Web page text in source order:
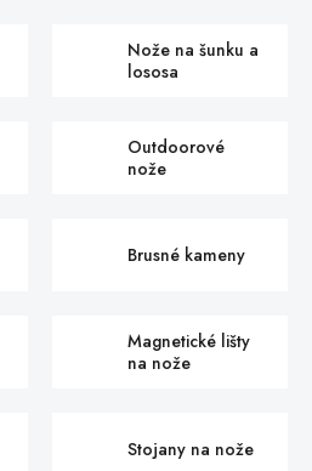
Nože na šunku a
lososa
Outdoorové
nože
Brusné kameny
Magnetické lišty
na nože
Stojany na nože